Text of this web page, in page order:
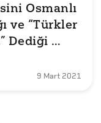
Osmanlı
ve “Türkler
Dediği
9 Mart 2021